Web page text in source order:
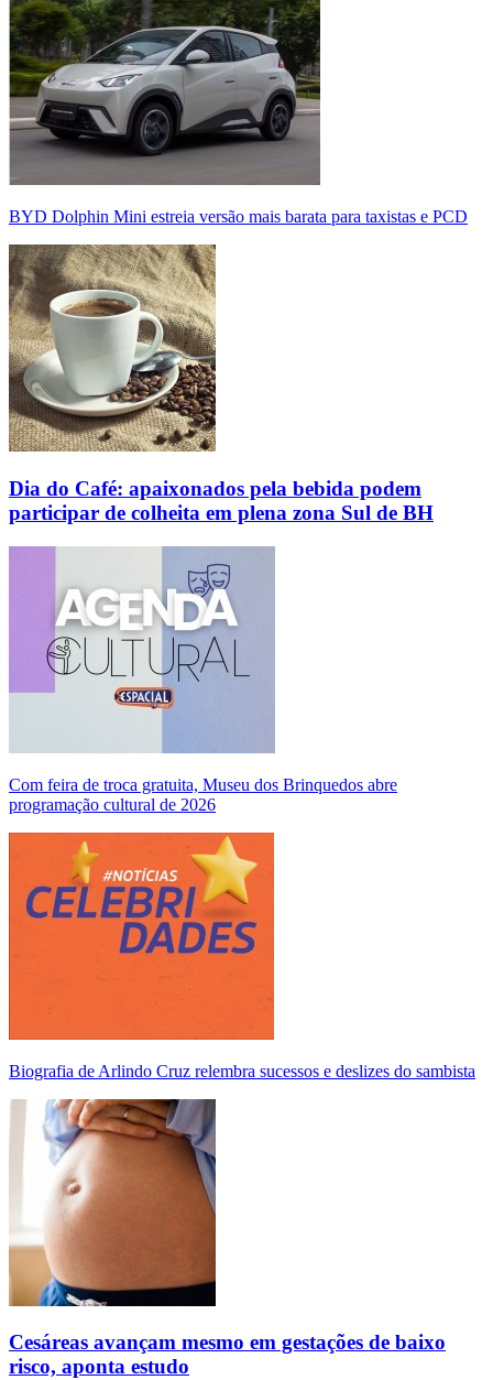
BYD Dolphin Mini estreia versão mais barata para taxistas e PCD
Dia do Café: apaixonados pela bebida podem
participar de colheita em plena zona Sul de BH
Com feira de troca gratuita, Museu dos Brinquedos abre
programação cultural de 2026
Biografia de Arlindo Cruz relembra sucessos e deslizes do sambista
Cesáreas avançam mesmo em gestações de baixo
risco, aponta estudo